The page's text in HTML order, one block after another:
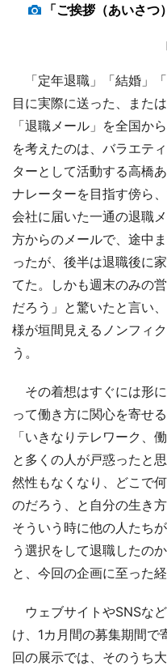
「ご挨拶（あいさ
「定年退職」「結婚」
目に実際に送った、また
「退職メール」を全国か
を考えたのは、バラエテ
ターとして活動する高橋
ナレーターを目指す傍ら
会社に届いた一通の退職
方からのメールで、途中
ったが、後半は退職後に
てた。しかも週末のみの
だろう」と驚いたと言い
様が垣間見えるノンフィ
う。
その着想はすぐには形
って働き方に関心を寄せ
「いきなりテレワーク、
と多くの人が戸惑ったと
然性もなくなり、どこで
のだろう、と自分の生き
そういう時に他の人たち
う選択をして退職したの
と、今回の企画に至った
ウェブサイトやSNSな
け、1カ月間の募集期間
回の展示では、そのうち